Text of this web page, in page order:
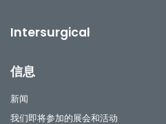
Intersurgical
信息
新闻
我们即将参加的展会和活动